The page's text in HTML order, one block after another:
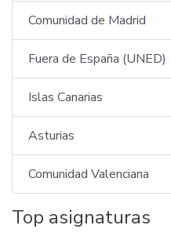
Comunidad de Madrid
Fuera de España (UNED)
Islas Canarias
Asturias
Comunidad Valenciana
Top asignaturas